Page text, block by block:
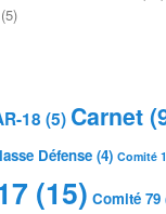
18 (5) Carnet
Défense (4) Comité
(15) Comité 79